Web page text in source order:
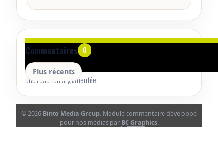
Commentaires 0
Plus récents
Aucun commentaire pour le moment.
Lancez la conversation avec un retour utile, une précision ou
une réaction argumentée.
© 2026 Binto Media Group. Module commentaire développé
pour nos médias par BC Graphics.